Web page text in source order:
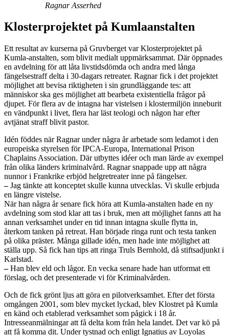
Ragnar Asserhed
Klosterprojektet på Kumlaanstalten
Ett resultat av kurserna på Gruvberget var Klosterprojektet på
Kumla-anstalten, som blivit medialt uppmärksammat. Där öppnades
en avdelning för att låta livstidsdömda och andra med långa
fängelsestraff delta i 30-dagars retreater. Ragnar fick i det projektet
möjlighet att bevisa riktigheten i sin grundläggande tes: att
människor ska ges möjlighet att bearbeta existentiella frågor på
djupet. För flera av de intagna har vistelsen i klostermiljön inneburit
en vändpunkt i livet, flera har läst teologi och någon har efter
avtjänat straff blivit pastor.
Idén föddes när Ragnar under några år arbetade som ledamot i den
europeiska styrelsen för IPCA-Europa, International Prison
Chaplains Association. Där utbyttes idéer och man lärde av exempel
från olika länders kriminalvård. Ragnar snappade upp att några
nunnor i Frankrike erbjöd helgretreater inne på fängelser.
–Jag tänkte att konceptet skulle kunna utvecklas. Vi skulle erbjuda
en längre vistelse.
När han några år senare fick höra att Kumla-anstalten hade en ny
avdelning som stod klar att tas i bruk, men att möjlighet fanns att ha
annan verksamhet under en tid innan intagna skulle flytta in,
återkom tanken på retreat. Han började ringa runt och testa tanken
på olika präster. Många gillade idén, men hade inte möjlighet att
ställa upp. Så fick han tips att ringa Truls Bernhold, då stiftsadjunkt i
Karlstad.
–Han blev eld och lågor. En vecka senare hade han utformat ett
förslag, och det presenterade vi för Kriminalvården.
Och de fick grönt ljus att göra en pilotverksamhet. Efter det första
omgången 2001, som blev mycket lyckad, blev Klostret på Kumla
en känd och etablerad verksamhet som pågick i 18 år.
Intresseanmälningar att få delta kom från hela landet. Det var kö på
att få komma dit. Under tystnad och enligt Ignatius av Loyolas